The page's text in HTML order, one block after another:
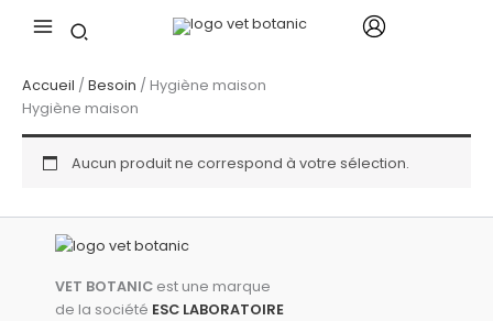
Accueil / Besoin / Hygiène maison
Hygiène maison
Aucun produit ne correspond à votre sélection.
VET BOTANIC est une marque
de la société ESC LABORATOIRE